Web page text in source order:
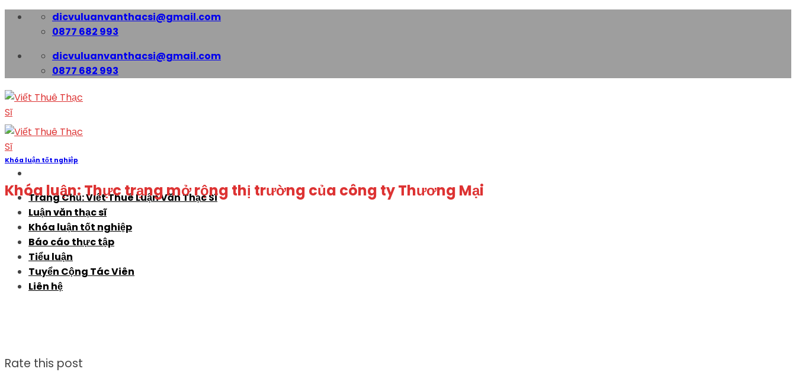
Skip
dicvuluanvanthacsi@gmail.com
0877 682 993
dicvuluanvanthacsi@gmail.com
0877 682 993
Trang Chủ: Viết Thuê Luận Văn Thạc Sĩ
Luận văn thạc sĩ
Khóa luận tốt nghiệp
Báo cáo thực tập
Tiểu luận
Tuyển Cộng Tác Viên
Liên hệ
Khóa luận tốt nghiệp
Khóa luận: Thực trạng mở rộng thị trường của công ty Thương Mại
Rate this post